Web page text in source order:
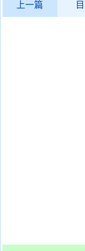
上一篇